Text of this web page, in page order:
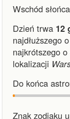
Wschód
Dzień trwa 12
najdłuższego
najkrótszego
lokalizacji
Do końca
Znak zodiaku